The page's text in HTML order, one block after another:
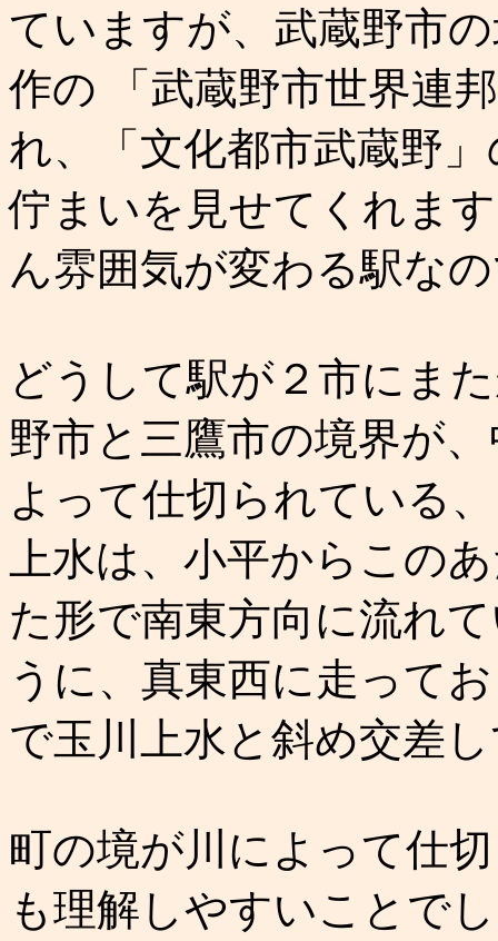
ていますが、武蔵野市
作の 「武蔵野市世界連
れ、「文化都市武蔵野
佇まいを見せてくれま
ん雰囲気が変わる駅な
どうして駅が２市にま
野市と三鷹市の境界が
よって仕切られている
上水は、小平からこの
た形で南東方向に流れ
うに、真東西に走って
で玉川上水と斜め交差
町の境が川によって仕
も理解しやすいことで